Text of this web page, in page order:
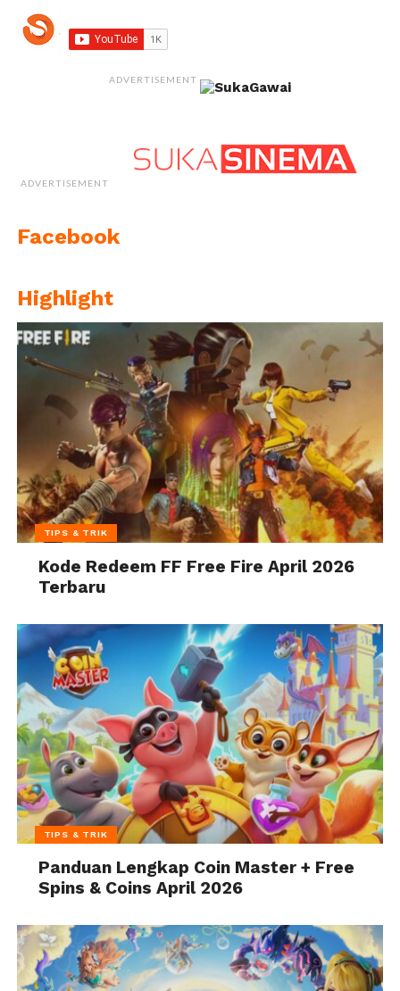
ADVERTISEMENT
ADVERTISEMENT
Facebook
Highlight
TIPS & TRIK
Kode Redeem FF Free Fire April 2026
Terbaru
TIPS & TRIK
Panduan Lengkap Coin Master + Free
Spins & Coins April 2026